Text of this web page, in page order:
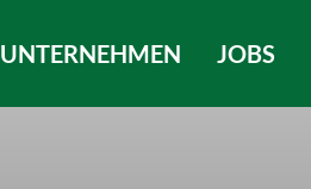
UNTERNEHMEN JOBS